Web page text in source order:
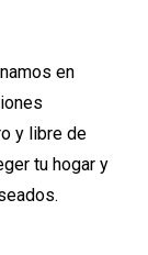
en
y libre de
tu hogar y